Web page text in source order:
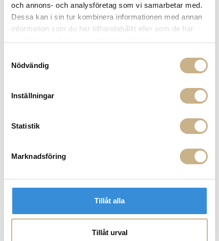
och annons- och analysföretag som vi samarbetar med.
Dessa kan i sin tur kombinera informationen med annan
information som du har tillhandahållit eller som de har
Nödvändig
Inställningar
Statistik
Marknadsföring
Tillåt alla
Tillåt urval
I lager
459 kr
I lager
459 kr
I lager